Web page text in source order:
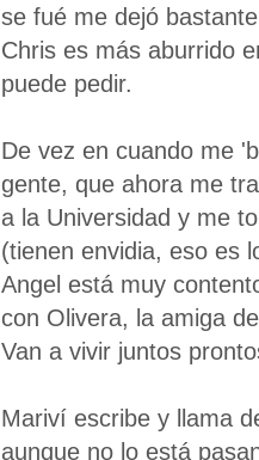
se fué me dejó
Chris es más aburrido
puede pedir.
De vez en cuando me
gente, que ahora me
a la Universidad y me
(tienen envidia, eso es
Angel está muy
con Olivera, la amiga
Van a vivir juntos
Mariví escribe y llama
aunque no lo está